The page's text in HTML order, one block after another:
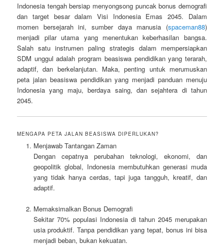
Indonesia tengah bersiap menyongsong puncak bonus demografi
dan target besar dalam Visi Indonesia Emas 2045. Dalam
momen bersejarah ini, sumber daya manusia (spaceman88)
menjadi pilar utama yang menentukan keberhasilan bangsa.
Salah satu instrumen paling strategis dalam mempersiapkan
SDM unggul adalah program beasiswa pendidikan yang terarah,
adaptif, dan berkelanjutan. Maka, penting untuk merumuskan
peta jalan beasiswa pendidikan yang menjadi panduan menuju
Indonesia yang maju, berdaya saing, dan sejahtera di tahun
2045.
MENGAPA PETA JALAN BEASISWA DIPERLUKAN?
Menjawab Tantangan Zaman
Dengan cepatnya perubahan teknologi, ekonomi, dan
geopolitik global, Indonesia membutuhkan generasi muda
yang tidak hanya cerdas, tapi juga tangguh, kreatif, dan
adaptif.
Memaksimalkan Bonus Demografi
Sekitar 70% populasi Indonesia di tahun 2045 merupakan
usia produktif. Tanpa pendidikan yang tepat, bonus ini bisa
menjadi beban, bukan kekuatan.